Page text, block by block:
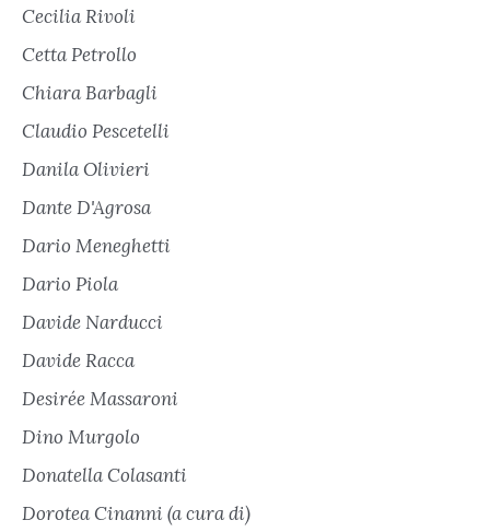
Cecilia Rivoli
Cetta Petrollo
Chiara Barbagli
Claudio Pescetelli
Danila Olivieri
Dante D'Agrosa
Dario Meneghetti
Dario Piola
Davide Narducci
Davide Racca
Desirée Massaroni
Dino Murgolo
Donatella Colasanti
Dorotea Cinanni (a cura di)